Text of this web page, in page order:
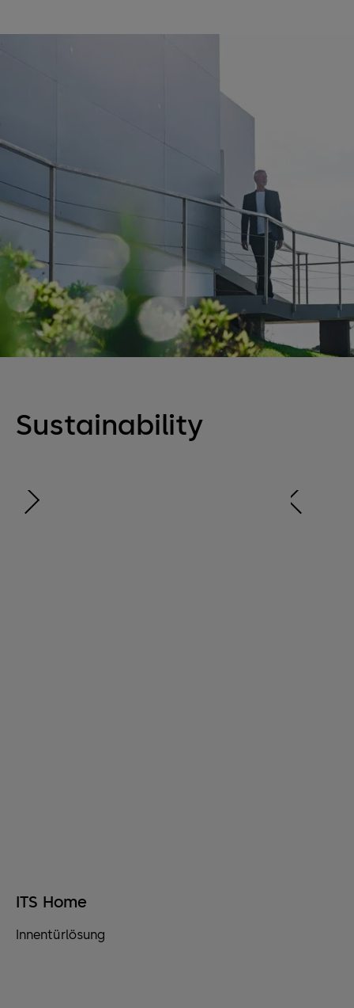
Nachhaltiger Zugang
Bauen Sie für die Zukunft mit nachhaltigen
Zugangslösungen, die sowohl Ihre Bedürfnisse als
auch den Umweltschutz in den Vordergrund stellen.
Unsere umweltfreundlichen Designs bieten einen
langfristigen Mehrwert, reduzieren Ihre
Umweltbelastung und verlängern gleichzeitig die
Lebensdauer Ihrer Gebäude.
Sustainability
ITS Home
Innentürlösung